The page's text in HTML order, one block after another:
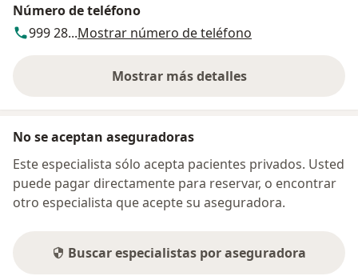
Número de teléfono
999 28...Mostrar número de teléfono
Mostrar más detalles
sobre la dirección
No se aceptan aseguradoras
Este especialista sólo acepta pacientes privados. Usted
puede pagar directamente para reservar, o encontrar
otro especialista que acepte su aseguradora.
Buscar especialistas por aseguradora